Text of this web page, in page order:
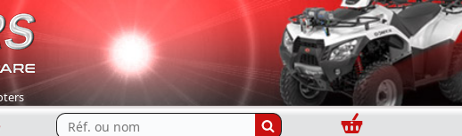
Rechercher...
Panier